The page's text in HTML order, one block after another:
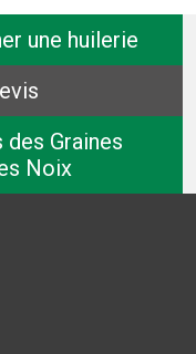
une huilerie
Graines
Noix